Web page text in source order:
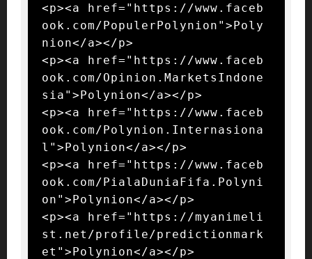
<p><a href="https://www.faceb
ook.com/PopulerPolynion">Poly
nion</a></p>
<p><a href="https://www.faceb
ook.com/Opinion.MarketsIndone
sia">Polynion</a></p>
<p><a href="https://www.faceb
ook.com/Polynion.Internasiona
l">Polynion</a></p>
<p><a href="https://www.faceb
ook.com/PialaDuniaFifa.Polyni
on">Polynion</a></p>
<p><a href="https://myanimeli
st.net/profile/predictionmark
et">Polynion</a></p>